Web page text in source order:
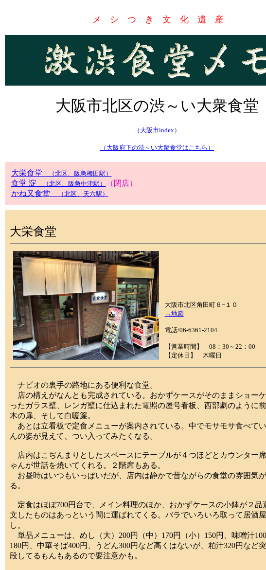
メ シ つ き 文 化 遺 産
大阪市北区の渋～い大衆食堂
（大阪市index）
（大阪府下の渋～い大衆食堂はこちら）
大栄食堂 （北区、阪急梅田駅）
食堂 淀 （北区、阪急中津駅）
（閉店）
かね又食堂
（北区、天六駅）
大栄食堂
大阪市北区角田町６−１０
→地図
電話/06-6361-2104
【営業時間】 08：30～22：00
【定休日】 木曜日
ナビオの裏手の路地にある便利な食堂。
店の構えがなんとも完成されている。おかずケースがそのままショー
ったガラス壁、レンガ壁に仕込まれた電照の屋号看板、西部劇のように
木の扉、そして白暖簾。
あとは立看板で定食メニューが案内されている。中でモサモサ食べて
んの姿が見えて、つい入ってみたくなる。
店内はこぢんまりとしたスペースにテーブルが４つほどとカウンター
ゃんが世話を焼いてくれる。２階席もある。
お昼時はいつもいっぱいだが、店内は静かで昔ながらの食堂の雰囲気
る。
定食はほぼ700円台で、メイン料理のほか、おかずケースの小鉢が２品
文したものはあっという間に運ばれてくる。バラでいろいろ取って居酒
し。
単品メニューは、めし（大）200円（中）170円（小）150円、味噌汁
180円、中華そば400円、うどん300円など高くはないが、粕汁320円など
段してるもんもあるので要注意かも。